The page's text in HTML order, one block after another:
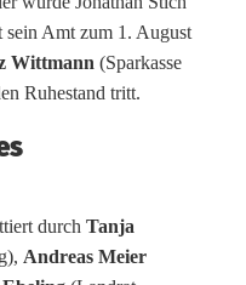
sein Amt zum 1. August
Wittmann (Sparkasse
Ruhestand tritt.
durch Tanja
Andreas Meier